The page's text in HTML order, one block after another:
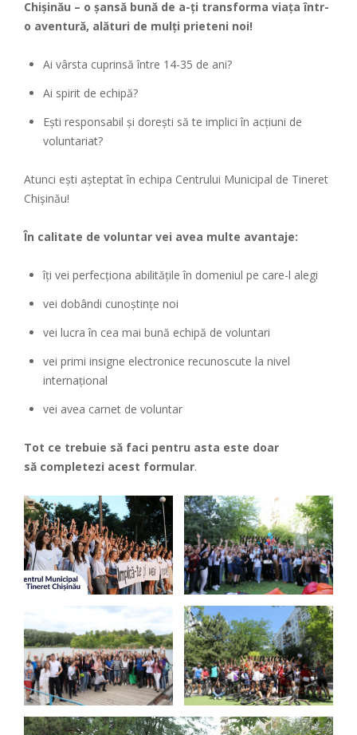
Chișinău – o şansă bună de a-ți transforma viața într-
o aventură, alături de mulți prieteni noi!
Ai vârsta cuprinsă între 14-35 de ani?
Ai spirit de echipă?
Ești responsabil și dorești să te implici în acțiuni de
voluntariat?
Atunci ești așteptat în echipa Centrului Municipal de Tineret
Chișinău!
În calitate de voluntar vei avea multe avantaje:
îți vei perfecționa abilitățile în domeniul pe care-l alegi
vei dobândi cunoștințe noi
vei lucra în cea mai bună echipă de voluntari
vei primi insigne electronice recunoscute la nivel
internațional
vei avea carnet de voluntar
Tot ce trebuie să faci pentru asta este doar
să completezi acest formular.